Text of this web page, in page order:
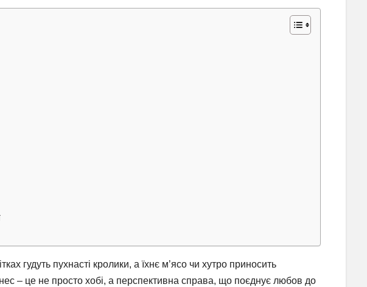
гудуть пухнасті кролики, а їхнє м’ясо чи хутро приносить
– це не просто хобі, а перспективна справа, що поєднує любов до